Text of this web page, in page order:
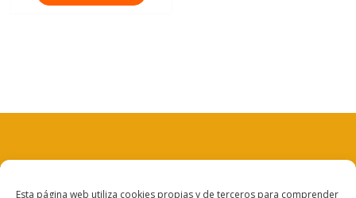
Esta página web utiliza cookies propias y de terceros para comprender